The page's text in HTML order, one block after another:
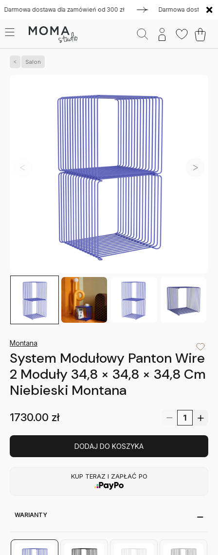
dostawa dla zamówień od 300 zł Darmowa dostawa dla
Salon
Montana
System Modułowy Panton Wire
2 Moduły 34,8 × 34,8 × 34,8 Cm
Niebieski Montana
1730.00 zł
DODAJ DO KOSZYKA
KUP TERAZ I ZAPŁAĆ PO
WARIANTY